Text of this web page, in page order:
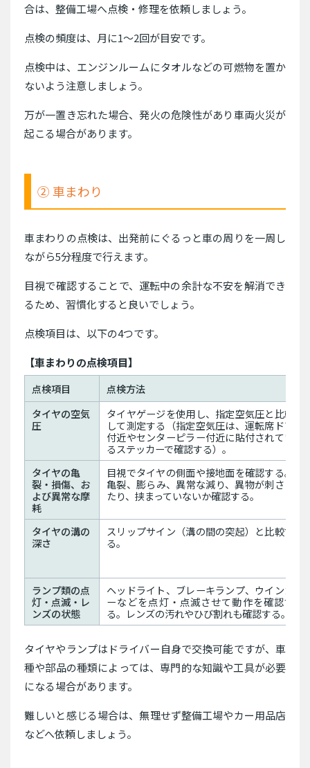
合は、整備工場へ点検・修理を依頼しましょう。
点検の頻度は、月に1〜2回が目安です。
点検中は、エンジンルームにタオルなどの可燃物を置か
ないよう注意しましょう。
万が一置き忘れた場合、発火の危険性があり車両火災が
起こる場合があります。
② 車まわり
車まわりの点検は、出発前にぐるっと車の周りを一周し
ながら5分程度で行えます。
目視で確認することで、運転中の余計な不安を解消でき
るため、習慣化すると良いでしょう。
点検項目は、以下の4つです。
【車まわりの点検項目】
点検項目
点検方法
タイヤの空気
圧
タイヤゲージを使用し、指定空気圧と比較
して測定する（指定空気圧は、運転席ドア
付近やセンターピラー付近に貼付されてい
るステッカーで確認する）。
タイヤの亀
裂・損傷、お
よび異常な摩
耗
目視でタイヤの側面や接地面を確認する。
亀裂、膨らみ、異常な減り、異物が刺さっ
たり、挟まっていないか確認する。
タイヤの溝の
深さ
スリップサイン（溝の間の突起）と比較す
る。
ランプ類の点
灯・点滅・レ
ンズの状態
ヘッドライト、ブレーキランプ、ウインカ
ーなどを点灯・点滅させて動作を確認す
る。レンズの汚れやひび割れも確認する。
タイヤやランプはドライバー自身で交換可能ですが、車
種や部品の種類によっては、専門的な知識や工具が必要
になる場合があります。
難しいと感じる場合は、無理せず整備工場やカー用品店
などへ依頼しましょう。